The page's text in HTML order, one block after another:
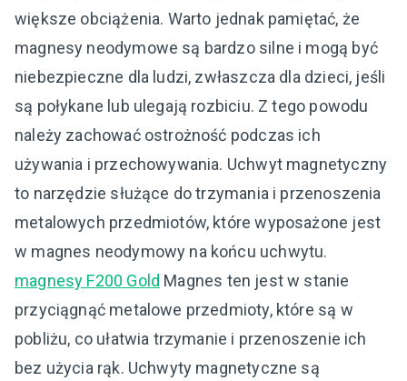
większe obciążenia. Warto jednak pamiętać, że
magnesy neodymowe są bardzo silne i mogą być
niebezpieczne dla ludzi, zwłaszcza dla dzieci, jeśli
są połykane lub ulegają rozbiciu. Z tego powodu
należy zachować ostrożność podczas ich
używania i przechowywania. Uchwyt magnetyczny
to narzędzie służące do trzymania i przenoszenia
metalowych przedmiotów, które wyposażone jest
w magnes neodymowy na końcu uchwytu.
magnesy F200 Gold Magnes ten jest w stanie
przyciągnąć metalowe przedmioty, które są w
pobliżu, co ułatwia trzymanie i przenoszenie ich
bez użycia rąk. Uchwyty magnetyczne są